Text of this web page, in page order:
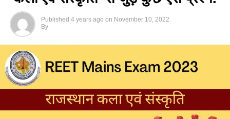
Pedagogy Important Questions
Q. भाषा उस ध्वन्यात्मक रूप को दिया जाने वाला नाम है जो कि
(a) आत्मा की आवाज है।
(b) अभिव्यक्ति का व्यवहार है।
(c) ह्रदय तंत्र की झंकार है।
Published 4 years ago on November 10, 2022
By